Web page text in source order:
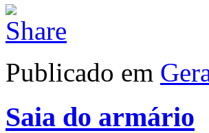
Publicado em
Saia do armário